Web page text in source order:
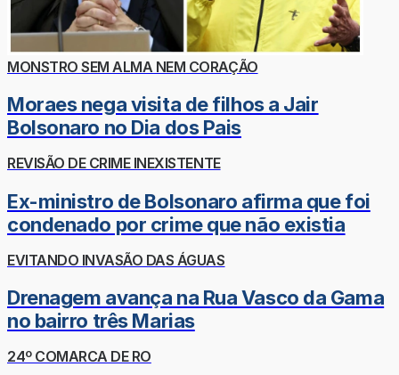
MONSTRO SEM ALMA NEM CORAÇÃO
Moraes nega visita de filhos a Jair
Bolsonaro no Dia dos Pais
REVISÃO DE CRIME INEXISTENTE
Ex-ministro de Bolsonaro afirma que foi
condenado por crime que não existia
EVITANDO INVASÃO DAS ÁGUAS
Drenagem avança na Rua Vasco da Gama
no bairro três Marias
24º COMARCA DE RO